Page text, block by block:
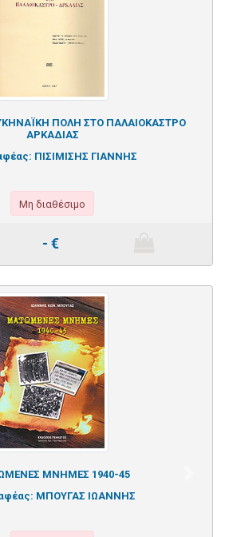
ΠΟΛΗ ΣΤΟ ΠΑΛΑΙΟΚΑΣΤΡΟ
ΑΡΚΑΔΙΑΣ
ΠΙΣΙΜΙΣΗΣ ΓΙΑΝΝΗΣ
Μη διαθέσιμο
- €
ΜΝΗΜΕΣ 1940-45
ΜΠΟΥΓΑΣ ΙΩΑΝΝΗΣ